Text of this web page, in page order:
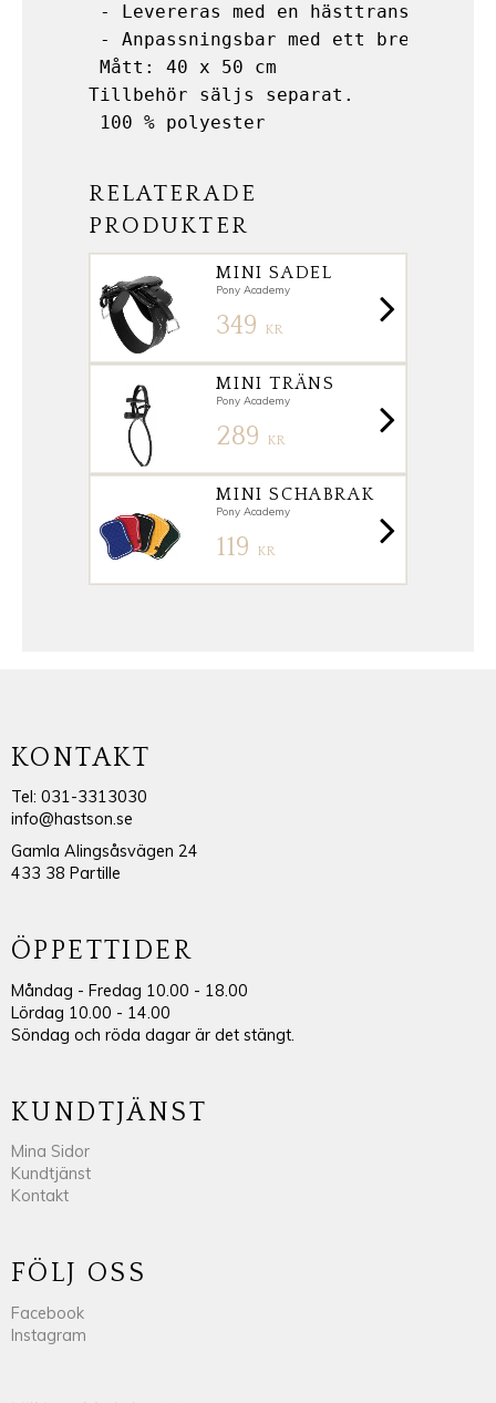
- Levereras med en
- Anpassningsbar med ett brett
Mått: 40 x 50 cm
Tillbehör säljs separat.
100 % polyester
RELATERADE
PRODUKTER
MINI SADEL
Pony Academy
349 KR
MINI TRÄNS
Pony Academy
289 KR
MINI SCHABRAK
Pony Academy
119 KR
KONTAKT
Tel: 031-3313030
info@hastson.se
Gamla Alingsåsvägen 24
433 38 Partille
ÖPPETTIDER
Måndag - Fredag 10.00 - 18.00
Lördag 10.00 - 14.00
Söndag och röda dagar är det stängt.
KUNDTJÄNST
Mina Sidor
Kundtjänst
Kontakt
FÖLJ OSS
Facebook
Instagram